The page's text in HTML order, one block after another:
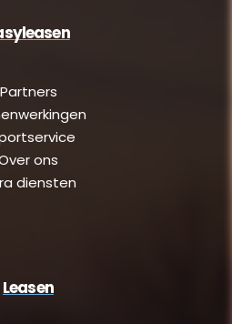
Partners
ons
diensten
Leasen